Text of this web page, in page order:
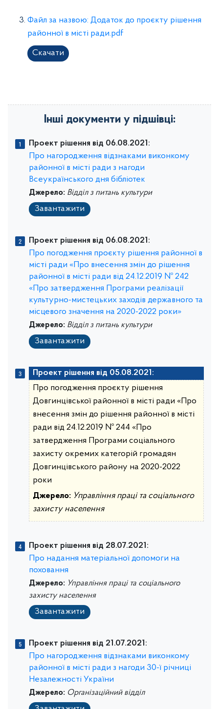
Файл за назвою: Додаток до проєкту рішення
районної в місті ради.pdf
Скачати
Інші документи у підшівці:
Проект рішення від 06.08.2021:
Про нагородження відзнаками виконкому
районної в місті ради з нагоди
Всеукраїнського дня бібліотек
Джерело: Відділ з питань культури
Завантажити
Проект рішення від 06.08.2021:
Про погодження проєкту рішення районної в
місті ради «Про внесення змін до рішення
районної в місті ради від 24.12.2019 № 242
«Про затвердження Програми реалізації
культурно-мистецьких заходів державного та
місцевого значення на 2020-2022 роки»
Джерело: Відділ з питань культури
Завантажити
Проект рішення від 05.08.2021:
Про погодження проєкту рішення
Довгинцівської районної в місті ради «Про
внесення змін до рішення районної в місті
ради від 24.12.2019 № 244 «Про
затвердження Програми соціального
захисту окремих категорій громадян
Довгинцівського району на 2020-2022
роки
Джерело: Управління праці та соціального
захисту населення
Проект рішення від 28.07.2021:
Про надання матеріальної допомоги на
поховання
Джерело: Управління праці та соціального
захисту населення
Завантажити
Проект рішення від 21.07.2021:
Про нагородження відзнаками виконкому
районної в місті ради з нагоди 30-ї річниці
Незалежності України
Джерело: Організаційний відділ